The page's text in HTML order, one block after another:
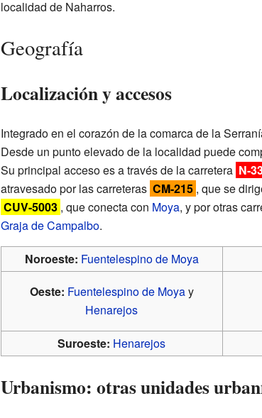
localidad de Naharros.
Geografía
Localización y accesos
Integrado en el corazón de la comarca de la
Desde un punto elevado de la localidad puede
Su principal acceso es a través de la carretera N-
atravesado por las carreteras CM-215 , que se
CUV-5003 , que conecta con Moya, y por otras
Graja de Campalbo.
Noroeste: Fuentelespino de Moya
Oeste: Fuentelespino de Moyay
Henarejos
Suroeste: Henarejos
Urbanismo: otras unidades